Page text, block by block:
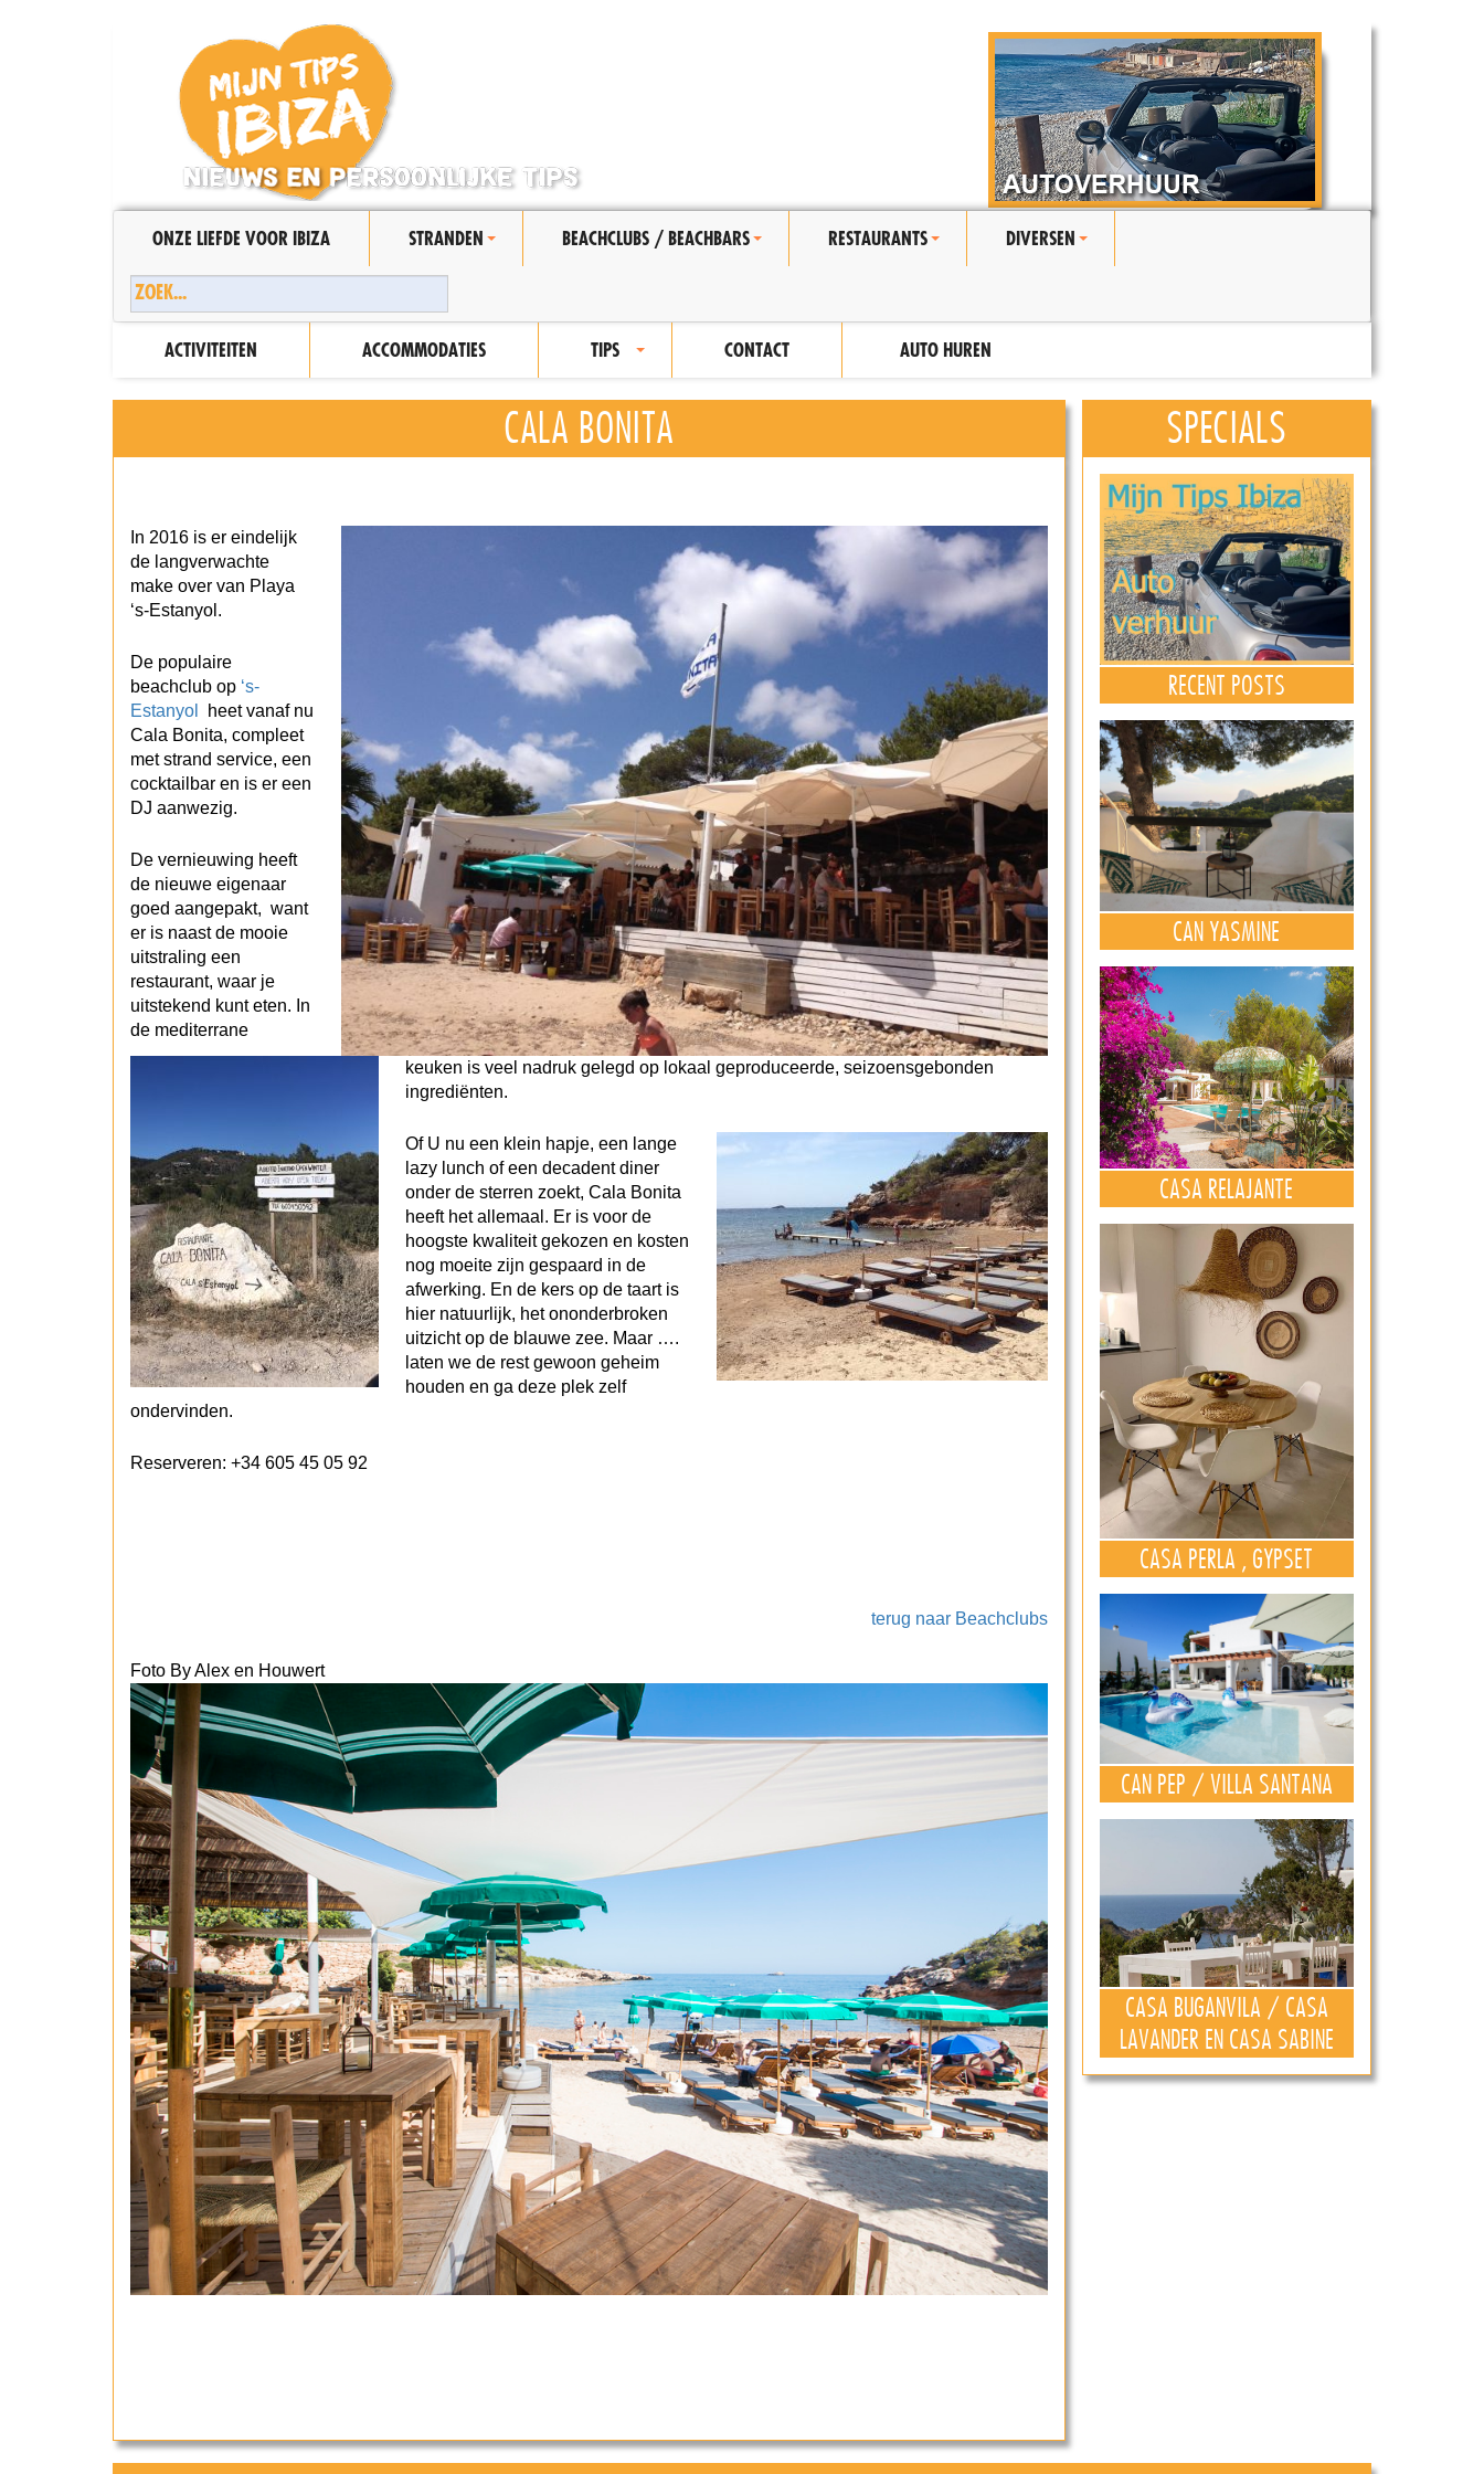
ONZE LIEFDE VOOR IBIZA STRANDEN BEACHCLUBS / BEACHBARS RESTAURANTS DIVERSEN
ACTIVITEITEN ACCOMMODATIES TIPS CONTACT AUTO HUREN
CALA BONITA
In 2016 is er eindelijk
de langverwachte
make over van Playa
‘s-Estanyol.
De populaire
beachclub op ‘s-
Estanyol
heet vanaf nu
Cala Bonita, compleet
met strand service, een
cocktailbar en is er een
DJ aanwezig.
De vernieuwing heeft
de nieuwe eigenaar
goed aangepakt, want
er is naast de mooie
uitstraling een
restaurant, waar je
uitstekend kunt eten. In
de mediterrane
keuken is veel nadruk gelegd op lokaal geproduceerde, seizoensgebonden
ingrediënten.
Of U nu een klein hapje, een lange
lazy lunch of een decadent diner
onder de sterren zoekt, Cala Bonita
heeft het allemaal. Er is voor de
hoogste kwaliteit gekozen en kosten
nog moeite zijn gespaard in de
afwerking. En de kers op de taart is
hier natuurlijk, het ononderbroken
uitzicht op de blauwe zee. Maar ….
laten we de rest gewoon geheim
houden en ga deze plek zelf
ondervinden.
Reserveren: +34 605 45 05 92
terug naar Beachclubs
Foto By Alex en Houwert
SPECIALS
RECENT POSTS
CAN YASMINE
CASA RELAJANTE
CASA PERLA , GYPSET
CAN PEP / VILLA SANTANA
CASA BUGANVILA / CASA
LAVANDER EN CASA SABINE